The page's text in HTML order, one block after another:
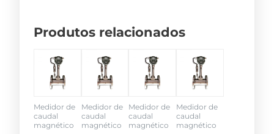
Produtos relacionados
Medidor de
caudal
magnético
Medidor de
caudal
magnético
Medidor de
caudal
magnético
Medidor de
caudal
magnético